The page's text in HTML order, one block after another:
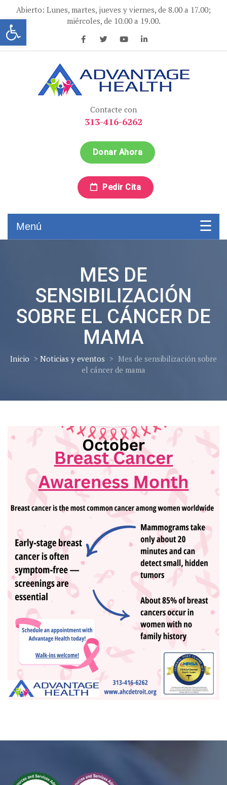
Abrir la barra de herramientas
contenido
Abierto: Lunes, martes, jueves y viernes, de 8.00 a 17.00;
miércoles, de 10.00 a 19.00.
Contacte con
313-416-6262
Donar Ahora
Pedir Cita
Menú
MES DE
SENSIBILIZACIÓN
SOBRE EL CÁNCER DE
MAMA
Inicio > Noticias y eventos > Mes de sensibilización sobre
el cáncer de mama